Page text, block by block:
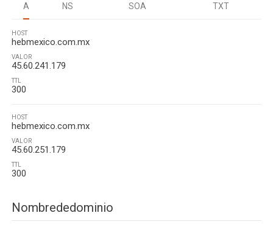
A NS SOA TXT
HOST
hebmexico.com.mx
VALOR
45.60.241.179
TTL
300
HOST
hebmexico.com.mx
VALOR
45.60.251.179
TTL
300
Nombrededominio